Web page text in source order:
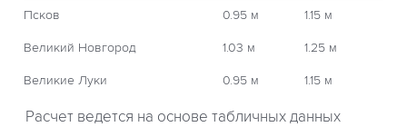
Псков
0.95 м 1.15 м
Великий Новгород 1.03 м 1.25 м
Великие Луки 0.95 м 1.15 м
Расчет ведется на основе табличных данных